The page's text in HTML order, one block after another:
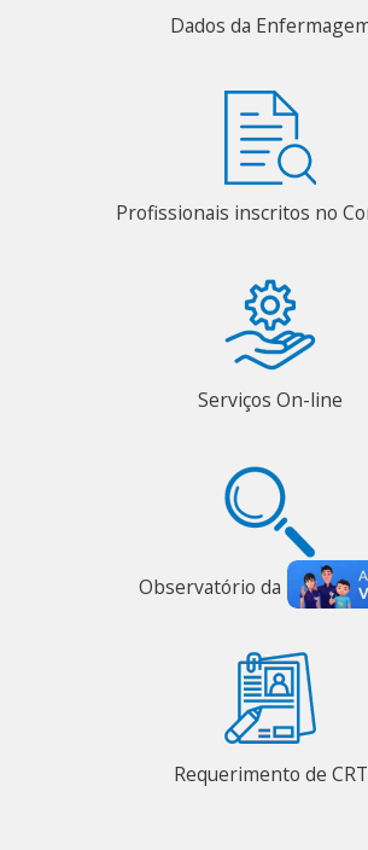
Dados da
Profissionais inscritos no
Serviços On-line
Observatório da
Requerimento de CRT